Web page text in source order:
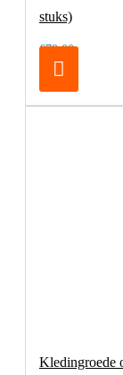
stuks)
€79,00
Kledingroede